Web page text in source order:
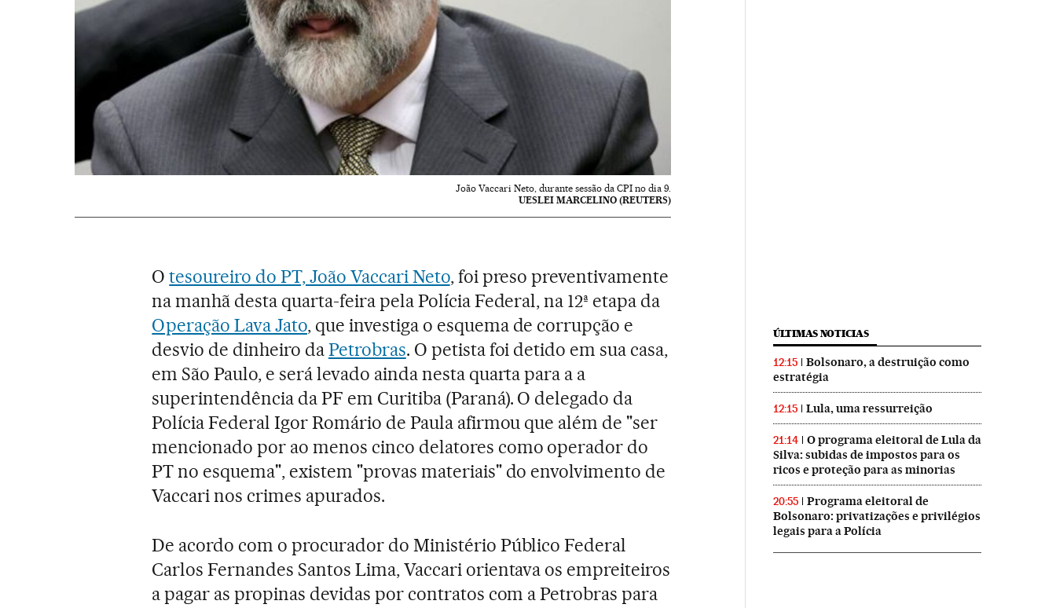
João Vaccari Neto, durante sessão da CPI no dia 9.
UESLEI MARCELINO (REUTERS)
Otesoureiro do PT, João Vaccari Neto, foi preso preventivamente
na manhã desta quarta-feira pela Polícia Federal, na 12ª etapa da
Operação Lava Jato, que investiga o esquema de corrupção e
desvio de dinheiro daPetrobras. O petista foi detido em sua casa,
em São Paulo, e será levado ainda nesta quarta para a a
superintendência da PF em Curitiba (Paraná). O delegado da
Polícia Federal Igor Romário de Paula afirmou que além de "ser
mencionado por ao menos cinco delatores como operador do
PT no esquema", existem "provas materiais" do envolvimento de
Vaccari nos crimes apurados.
De acordo com o procurador do Ministério Público Federal
Carlos Fernandes Santos Lima, Vaccari orientava os empreiteiros
a pagar as propinas devidas por contratos com a Petrobras para
ÚLTIMAS NOTICIAS
12:15
Bolsonaro, a destruição como
estratégia
12:15 Lula, uma ressurreição
21:14
O programa eleitoral de Lula da
Silva: subidas de impostos para os
ricos e proteção para as minorias
20:55
Programa eleitoral de
Bolsonaro: privatizações e privilégios
legais para a Polícia